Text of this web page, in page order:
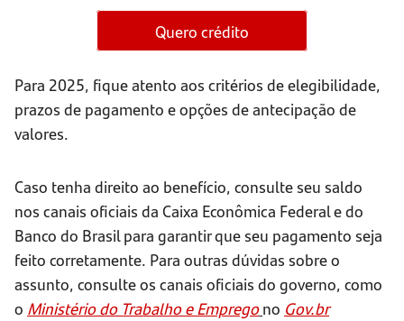
Quero crédito
Para 2025, fique atento aos critérios de elegibilidade,
prazos de pagamento e opções de antecipação de
valores.
Caso tenha direito ao benefício, consulte seu saldo
nos canais oficiais da Caixa Econômica Federal e do
Banco do Brasil para garantir que seu pagamento seja
feito corretamente. Para outras dúvidas sobre o
assunto, consulte os canais oficiais do governo, como
o Ministério do Trabalho e Emprego no Gov.br